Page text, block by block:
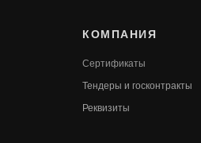
КОМПАНИЯ
Сертификаты
Тендеры и госконтракты
Реквизиты